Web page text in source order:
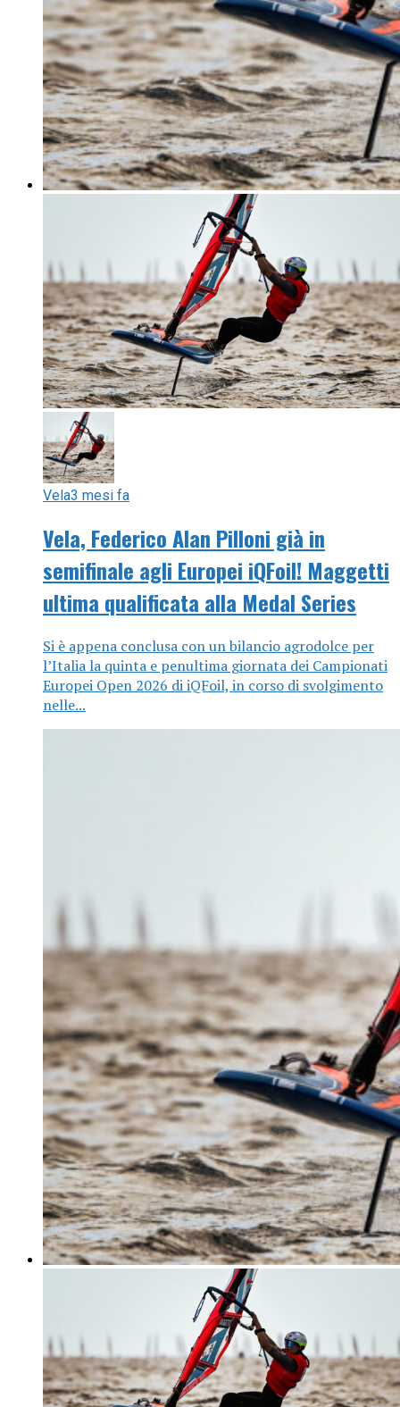
Vela3 mesi fa
Vela, Federico Alan Pilloni già in
semifinale agli Europei iQFoil! Maggetti
ultima qualificata alla Medal Series
Si è appena conclusa con un bilancio agrodolce per
l’Italia la quinta e penultima giornata dei Campionati
Europei Open 2026 di iQFoil, in corso di svolgimento
nelle...